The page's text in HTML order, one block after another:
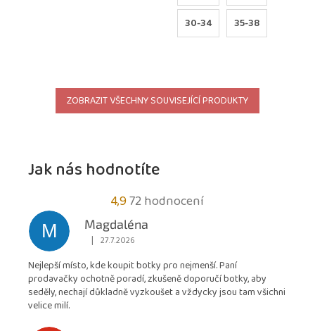
30-34 35-38
ZOBRAZIT VŠECHNY SOUVISEJÍCÍ PRODUKTY
Jak nás hodnotíte
4,9Průměrné
hodnocení
obchodu
4,9
z
72 hodnocení
M
Magdaléna
Hodnocení obchodu je 5 z 5 hvězdiček.
| 27.7.2026
Nejlepší místo, kde koupit botky pro nejmenší. Paní
prodavačky ochotně poradí, zkušeně doporučí botky, aby
seděly, nechají důkladně vyzkoušet a vždycky jsou tam všichni
velice milí.